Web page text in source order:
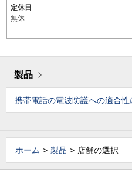
定休日
無休
製品
携帯電話の電波防護への適合性
ホーム 製品 店舗の選択